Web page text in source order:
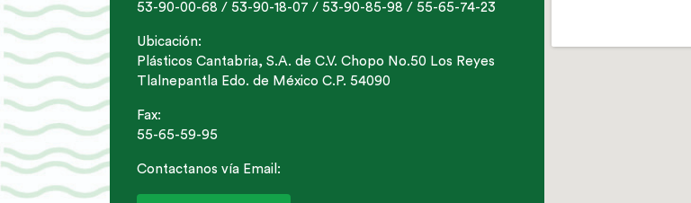
53-90-00-68 / 53-90-18-07 / 53-90-85-98 / 55-65-74-23
Ubicación:
Plásticos Cantabria, S.A. de C.V. Chopo No.50 Los Reyes
Tlalnepantla Edo. de México C.P. 54090
Fax:
55-65-59-95
Contactanos vía Email: